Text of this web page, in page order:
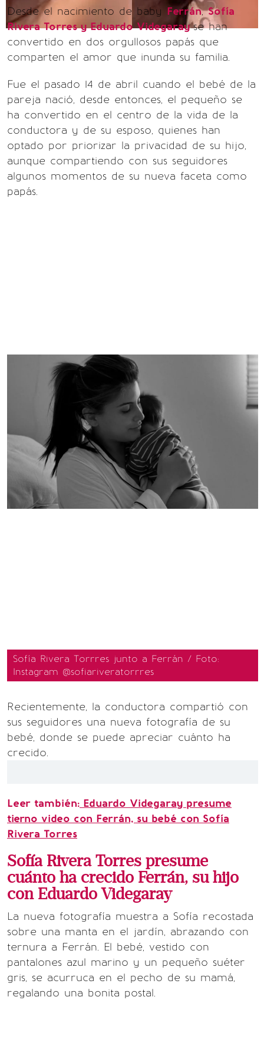
Desde el nacimiento de baby Ferrán,Sofía
Rivera Torres y Eduardo Videgarayse han
convertido en dos orgullosos papás que
comparten el amor que inunda su familia.
Fue el pasado 14 de abril cuando el bebé de la
pareja nació, desde entonces, el pequeño se
ha convertido en el centro de la vida de la
conductora y de su esposo, quienes han
optado por priorizar la privacidad de su hijo,
aunque compartiendo con sus seguidores
algunos momentos de su nueva faceta como
papás.
Sofía Rivera Torrres junto a Ferrán / Foto:
Instagram @sofiariveratorrres
Recientemente, la conductora compartió con
sus seguidores una nueva fotografía de su
bebé, donde se puede apreciar cuánto ha
crecido.
Leer también: Eduardo Videgaray presume
tierno video con Ferrán, su bebé con Sofía
Rivera Torres
Sofía Rivera Torres presume
cuánto ha crecido Ferrán, su hijo
con Eduardo Videgaray
La nueva fotografía muestra a Sofía recostada
sobre una manta en el jardín, abrazando con
ternura a Ferrán. El bebé, vestido con
pantalones azul marino y un pequeño suéter
gris, se acurruca en el pecho de su mamá,
regalando una bonita postal.